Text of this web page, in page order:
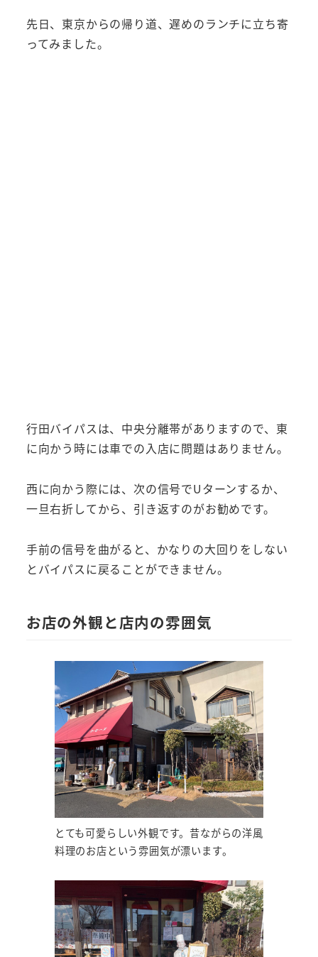
先日、東京からの帰り道、遅めのランチに立ち寄
ってみました。
行田バイパスは、中央分離帯がありますので、東
に向かう時には車での入店に問題はありません。
西に向かう際には、次の信号でUターンするか、
一旦右折してから、引き返すのがお勧めです。
手前の信号を曲がると、かなりの大回りをしない
とバイパスに戻ることができません。
お店の外観と店内の雰囲気
とても可愛らしい外観です。昔ながらの洋風
料理のお店という雰囲気が漂います。